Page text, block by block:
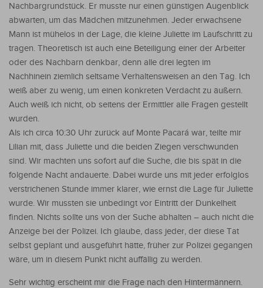
Nachbargrundstück. Er musste nur einen günstigen Augenblick
abwarten, um das Mädchen mitzunehmen. Jeder erwachsene
Mann ist mühelos in der Lage, die kleine Juliette im Laufschritt zu
tragen. Theoretisch ist auch eine Beteiligung einer der Arbeiter
oder des Nachbarn denkbar, denn alle drei legten im
Nachhinein ziemlich seltsame Verhaltensweisen an den Tag. Ich
weiß aber zu wenig, um einen konkreten Verdacht zu äußern.
Auch weiß ich nicht, ob seitens der Ermittler alle Fragen gestellt
wurden.
Als ich circa 10:30 Uhr zurück auf Monte Pacará war, teilte mir
Lilian mit, dass Juliette und die beiden Ziegen verschwunden
sind. Wir machten uns sofort auf die Suche, die bis spät in die
folgende Nacht andauerte. Dabei wurde uns mit jeder erfolglos
verstrichenen Stunde immer klarer, wie ernst die Lage für Juliette
wurde. Wir mussten sie unbedingt vor Eintritt der Dunkelheit
finden. Nichts sollte uns von der Suche abhalten – auch nicht die
Anzeige bei der Polizei. Ich glaube, dass jeder, der diese Tat
selbst geplant und ausgeführt hätte, früher zur Polizei gegangen
wäre, um in diesem Punkt nicht auffällig zu werden.
Sehr wichtig erscheint mir die Frage nach den Hintermännern.